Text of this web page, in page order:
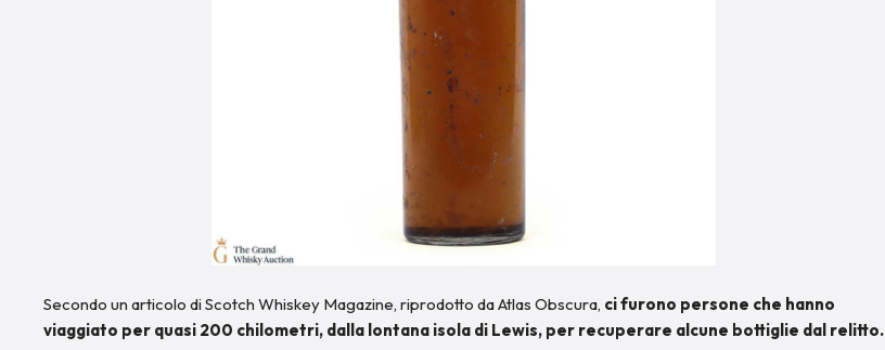
Secondo un articolo di Scotch Whiskey Magazine, riprodotto da Atlas Obscura, ci furono persone che hanno
viaggiato per quasi 200 chilometri, dalla lontana isola di Lewis, per recuperare alcune bottiglie dal relitto.